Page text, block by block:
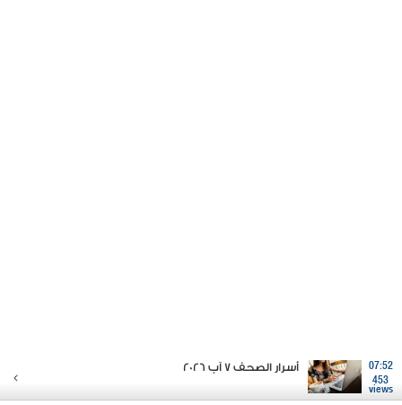
07:52
453
views
أسرار الصحف 7 آب 2026